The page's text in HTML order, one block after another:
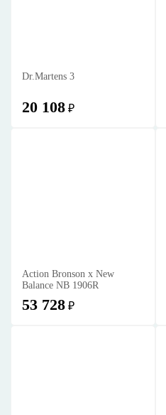
Dr.Martens 3
20 108 ₽
Action Bronson x New
Balance NB 1906R
53 728 ₽